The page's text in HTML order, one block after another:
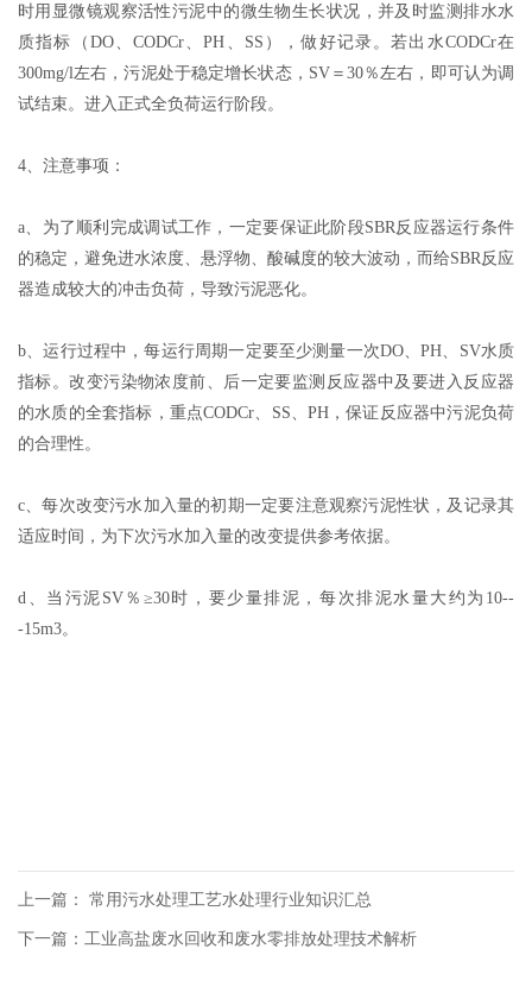
时用显微镜观察活性污泥中的微生物生长状况，并及时监测排水水
质指标（DO、CODCr、PH、SS），做好记录。若出水CODCr在
300mg/l左右，污泥处于稳定增长状态，SV＝30％左右，即可认为调
试结束。进入正式全负荷运行阶段。
4、注意事项：
a、为了顺利完成调试工作，一定要保证此阶段SBR反应器运行条件
的稳定，避免进水浓度、悬浮物、酸碱度的较大波动，而给SBR反应
器造成较大的冲击负荷，导致污泥恶化。
b、运行过程中，每运行周期一定要至少测量一次DO、PH、SV水质
指标。改变污染物浓度前、后一定要监测反应器中及要进入反应器
的水质的全套指标，重点CODCr、SS、PH，保证反应器中污泥负荷
的合理性。
c、每次改变污水加入量的初期一定要注意观察污泥性状，及记录其
适应时间，为下次污水加入量的改变提供参考依据。
d、当污泥SV％≥30时，要少量排泥，每次排泥水量大约为10--
-15m3。
上一篇： 常用污水处理工艺水处理行业知识汇总
下一篇： 工业高盐废水回收和废水零排放处理技术解析